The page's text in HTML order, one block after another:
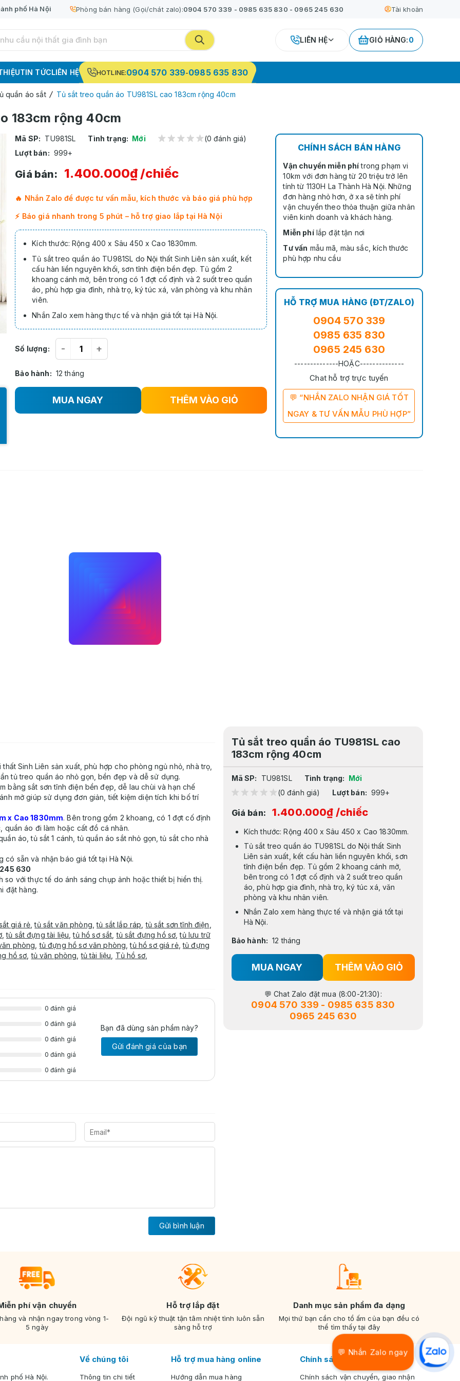
phố Hà Nội Phòng bán hàng (Gọi/chát zalo):0904 570 339 - 0985 635 830 - 0965 245 630 Tài khoản
LIÊN HỆ GIỎ HÀNG:0
TIN TỨCLIÊN HỆ HOTLINE:0904 570 339-0985 635 830
quần áo sắt Tủ sắt treo quần áo TU981SL cao 183cm rộng 40cm
183cm rộng 40cm
Mã SP: TU981SL Tình trạng: Mới
(0 đánh giá)
Lượt bán: 999+
Giá bán: 1.400.000₫/chiếc
🔥 Nhắn Zalo để được tư vấn mẫu, kích thước và báo giá phù hợp
⚡ Báo giá nhanh trong 5 phút – hỗ trợ giao lắp tại Hà Nội
Kích thước: Rộng 400 x Sâu 450 x Cao 1830mm.
Tủ sắt treo quần áo TU981SL do Nội thất Sinh Liên sản xuất, kết
cấu hàn liền nguyên khối, sơn tĩnh điện bền đẹp. Tủ gồm 2
khoang cánh mở, bên trong có 1 đợt cố định và 2 suốt treo quần
áo, phù hợp gia đình, nhà trọ, ký túc xá, văn phòng và khu nhân
viên.
Nhắn Zalo xem hàng thực tế và nhận giá tốt tại Hà Nội.
Số lượng: - +
Bảo hành: 12 tháng
MUA NGAY THÊM VÀO GIỎ
CHÍNH SÁCH BÁN HÀNG
Vận chuyển miễn phítrong phạm vi
10km với đơn hàng từ 20 triệu trở lên
tính từ 1130H La Thành Hà Nội. Những
đơn hàng nhỏ hơn, ở xa sẽ tính phí
vận chuyển theo thỏa thuận giữa nhân
viên kinh doanh và khách hàng.
Miễn phílắp đặt tận nơi
Tư vấn mẫu mã, màu sắc, kích thước
phù hợp nhu cầu
HỖ TRỢ MUA HÀNG (ĐT/ZALO)
0904 570 339
0985 635 830
0965 245 630
--------------HOẶC--------------
Chat hỗ trợ trực tuyến
💬 “NHẮN ZALO NHẬN GIÁ TỐT
NGAY & TƯ VẤN MẪU PHÙ HỢP”
Sinh Liên sản xuất, phù hợp cho phòng ngủ nhỏ, nhà trọ,
tủ treo quần áo nhỏ gọn, bền đẹp và dễ sử dụng.
bằng sắt sơn tĩnh điện bền đẹp, dễ lau chùi và hạn chế
mở giúp sử dụng đơn giản, tiết kiệm diện tích khi bố trí
x Cao 1830mm. Bên trong gồm 2 khoang, có 1 đợt cố định
áo đi làm hoặc cất đồ cá nhân.
áo, tủ sắt 1 cánh, tủ quần áo sắt nhỏ gọn, tủ sắt cho nhà
có sẵn và nhận báo giá tốt tại Hà Nội.
630
với thực tế do ánh sáng chụp ảnh hoặc thiết bị hiển thị.
đặt hàng.
giá rẻ ,tủ sắt văn phòng ,tủ sắt lắp ráp ,tủ sắt sơn tĩnh điện
,tủ sắt đựng tài liệu ,tủ hồ sơ sắt ,tủ sắt đựng hồ sơ ,tủ lưu trữ
phòng ,tủ đựng hồ sơ văn phòng ,tủ hồ sơ giá rẻ,tủ đựng
hồ sơ ,tủ văn phòng ,tủ tài liệu Tủ hồ sơ,
0 đánh giá
0 đánh giá
0 đánh giá
0 đánh giá
0 đánh giá
Bạn đã dùng sản phẩm này?
Gửi đánh giá của bạn
Gửi bình luận
Tủ sắt treo quần áo TU981SL cao
183cm rộng 40cm
Mã SP: TU981SL Tình trạng: Mới
(0 đánh giá)
Lượt bán: 999+
Giá bán: 1.400.000₫ /chiếc
Kích thước: Rộng 400 x Sâu 450 x Cao 1830mm.
Tủ sắt treo quần áo TU981SL do Nội thất Sinh
Liên sản xuất, kết cấu hàn liền nguyên khối, sơn
tĩnh điện bền đẹp. Tủ gồm 2 khoang cánh mở,
bên trong có 1 đợt cố định và 2 suốt treo quần
áo, phù hợp gia đình, nhà trọ, ký túc xá, văn
phòng và khu nhân viên.
Nhắn Zalo xem hàng thực tế và nhận giá tốt tại
Hà Nội.
Bảo hành: 12 tháng
MUA NGAY THÊM VÀO GIỎ
💬 Chat Zalo đặt mua (8:00-21:30):
0904 570 339 - 0985 635 830
0965 245 630
💬 Nhắn Zalo ngay
phí vận chuyển
và nhận ngay trong vòng 1-
5 ngày
Hỗ trợ lắp đặt
Đội ngũ kỹ thuật tận tâm nhiệt tình luôn sẵn
sàng hỗ trợ
Danh mục sản phẩm đa dạng
Mọi thứ bạn cần cho tổ ấm của bạn đều có
thể tìm thấy tại đây
phố Hà Nội.
Về chúng tôi
Thông tin chi tiết
Hỗ trợ mua hàng online
Hướng dẫn mua hàng
Chính sách chung
Chính sách vận chuyển, giao nhận